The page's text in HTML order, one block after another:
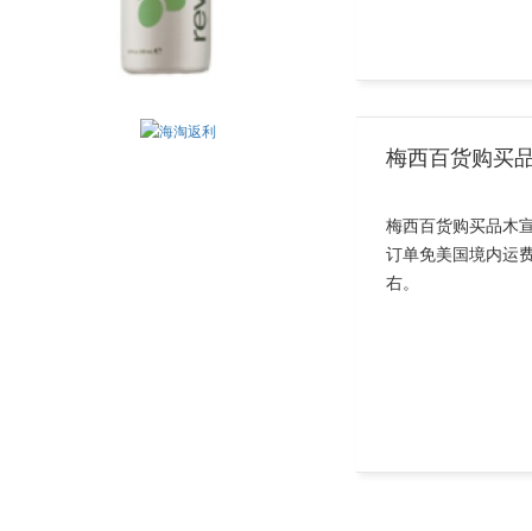
梅西百货购买
梅西百货购买品木
订单免美国境内运
右。